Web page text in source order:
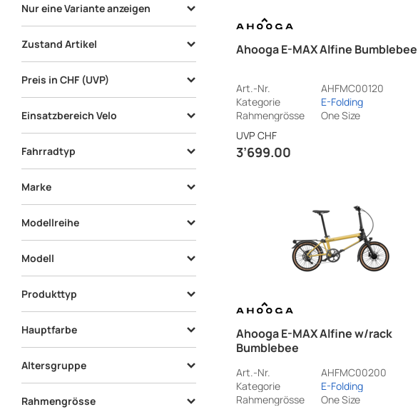
Ahooga E-MAX Alfine Bumblebee
Art.-Nr.
AHFMC00120
Kategorie
E-Folding
Rahmengrösse
One Size
UVP CHF
3’699.00
Ahooga E-MAX Alfine w/rack
Bumblebee
Art.-Nr.
AHFMC00200
Kategorie
E-Folding
Rahmengrösse
One Size
Nur eine Variante anzeigen
Nur eine Variante anzeigen 4
Zustand Artikel
neu 10
Preis in CHF (UVP)
ab bis
Einsatzbereich Velo
City
10
Pendeln
10
Fahrradtyp
E-Bike 10
Marke
Ahooga 10
Modellreihe
E-Max 10
Modell
E-Max Alfine
6
E-Max Derailleur
4
Produkttyp
E-Faltvelo 10
Hauptfarbe
gelb
4
rot
2
schwarz
4
Altersgruppe
Erwachsene 10
Rahmengrösse